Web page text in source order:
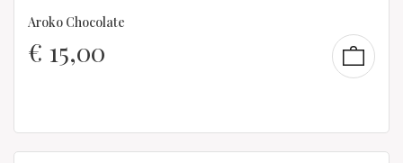
Aroko Chocolate
€ 15,00